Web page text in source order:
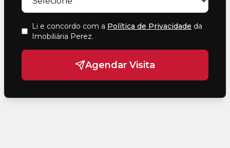
Li e concordo com a Política de Privacidade da
Imobiliária Perez.
Agendar Visita